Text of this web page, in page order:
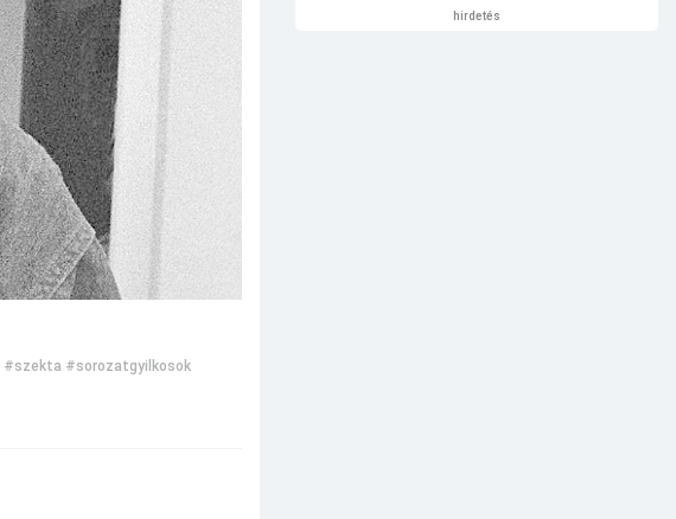
#szekta #sorozatgyilkosok
hirdetés